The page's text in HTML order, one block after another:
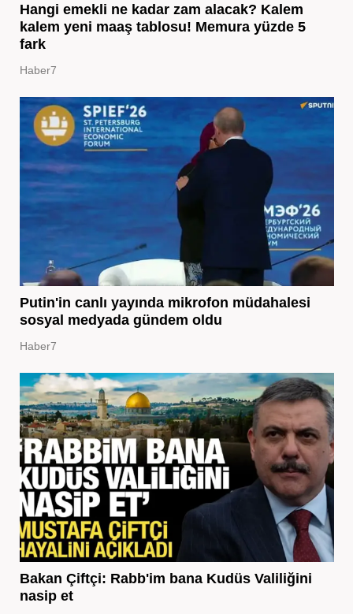
Hangi emekli ne kadar zam alacak? Kalem
kalem yeni maaş tablosu! Memura yüzde 5
fark
Haber7
Putin'in canlı yayında mikrofon müdahalesi
sosyal medyada gündem oldu
Haber7
Bakan Çiftçi: Rabb'im bana Kudüs Valiliğini
nasip et